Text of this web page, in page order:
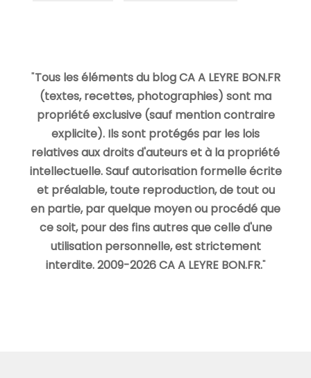
"Tous les éléments du blog CA A LEYRE BON.FR
(textes, recettes, photographies) sont ma
propriété exclusive (sauf mention contraire
explicite). Ils sont protégés par les lois
relatives aux droits d'auteurs et à la propriété
intellectuelle. Sauf autorisation formelle écrite
et préalable, toute reproduction, de tout ou
en partie, par quelque moyen ou procédé que
ce soit, pour des fins autres que celle d'une
utilisation personnelle, est strictement
interdite. 2009-2026 CA A LEYRE BON.FR."